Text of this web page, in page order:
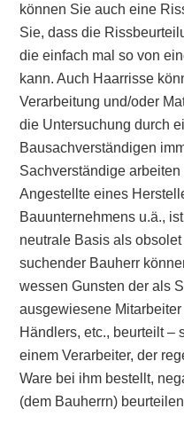
können Sie auch eine
Sie, dass die
die einfach mal so von
kann. Auch Haarrisse
Verarbeitung und/oder
die Untersuchung durch
Bausachverständigen
Sachverständige
Angestellte eines
Bauunternehmens u.ä.,
neutrale Basis als
suchender Bauherr
wessen Gunsten der als
ausgewiesene
Händlers, etc., beurteilt –
einem Verarbeiter, der
Ware bei ihm bestellt,
(dem Bauherrn)